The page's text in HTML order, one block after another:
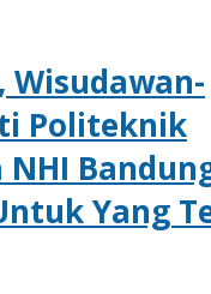
Wisudawan-
Politeknik
Yang